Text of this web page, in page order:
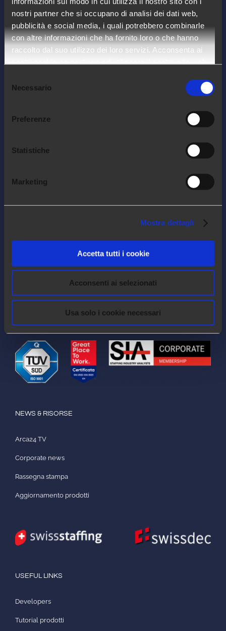
nostri partner che si occupano di analisi dei dati web,
pubblicità e social media, i quali potrebbero combinarle
con altre informazioni che ha fornito loro o che hanno
raccolto dal suo utilizzo dei loro servizi. Acconsenta ai
nostri cookie se continua ad utilizzare il nostro sito web.
delNecessario
Preferenze
Statistiche
Marketing
Mostra dettagli
Accetta tutti i cookie
Acconsenti ai selezionati
Usa solo i cookie necessari
settore delle risorse umane.
COMPANY
Chi siamo
Lavora con noi
Diventa partner
Cookie Policy
NEWS & RISORSE
Arca24 TV
Corporate news
Rassegna stampa
Aggiornamento prodotti
USEFUL LINKS
Developers
Tutorial prodotti